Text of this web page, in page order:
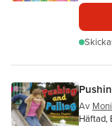
Av
Häftad,